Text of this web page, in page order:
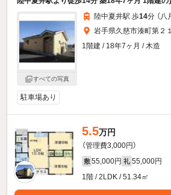
すべての写真
陸中夏井駅 歩14分 （八
岩手県久慈市湊町第２
1階建 / 18年7ヶ月 / 木造
駐車場あり
5.5万円
（管理費3,000円）
敷 55,000円 礼 55,000円
1階 / 2LDK / 51.34㎡